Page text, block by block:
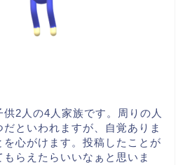
2人の4人家族です。周りの人
といわれますが、自覚ありま
心がけます。投稿したことが
らえたらいいなぁと思いま